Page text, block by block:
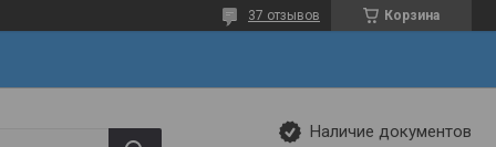
Корзина
37 отзывов
Наличие документов